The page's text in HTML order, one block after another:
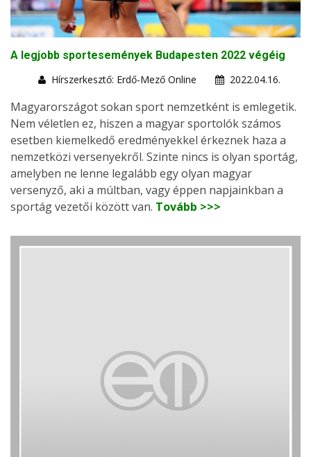
A legjobb sportesemények Budapesten 2022 végéig
Hírszerkesztő: Erdő-Mező Online
2022.04.16.
Magyarországot sokan sport nemzetként is emlegetik.
Nem véletlen ez, hiszen a magyar sportolók számos
esetben kiemelkedő eredményekkel érkeznek haza a
nemzetközi versenyekről. Szinte nincs is olyan sportág,
amelyben ne lenne legalább egy olyan magyar
versenyző, aki a múltban, vagy éppen napjainkban a
sportág vezetői között van. Tovább >>>